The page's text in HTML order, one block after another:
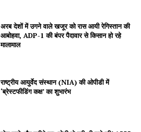
अरब देशों में उगने वाले खजूर को रास आयी रेगिस्तान की
आबोहवा, ADP-1 की बंपर पैदावार से किसान हो रहे
मालामाल
राष्ट्रीय आयुर्वेद संस्थान (NIA) की ओपीडी में
‘ब्रेस्टफीडिंग कक्ष’ का शुभारंभ